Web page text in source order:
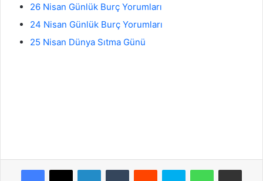
26 Nisan Günlük Burç Yorumları
24 Nisan Günlük Burç Yorumları
25 Nisan Dünya Sıtma Günü
Facebook
X LinkedInTumblr Reddit Skype WhatsAppE-Posta ile